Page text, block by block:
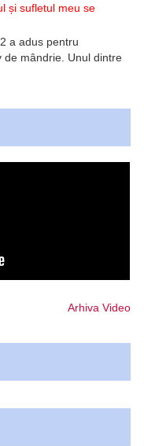
și sufletul meu se
a adus pentru
de mândrie. Unul dintre
Arhiva Video